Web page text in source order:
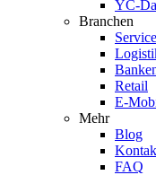
YC-
Branchen
Retail
E-
Mehr
Blog
FAQ